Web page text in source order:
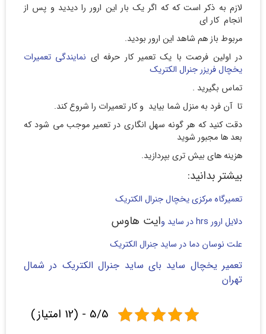
لازم به ذکر است که که اگر یک بار این ارور را دیدید و پس از
انجام کار ای
مربوط باز هم شاهد این ارور بودید.
در اولین فرصت با یک تعمیر کار حرفه ای نمایندگی تعمیرات
یخچال فریزر جنرال الکتریک
تماس بگیرید .
تا آن فرد به منزل شما بیاید و کار تعمیرات را شروع کند.
دقت کنید که هر گونه سهل انگاری در تعمیر موجب می شود که
بعد ها مجبور شوید
هزینه های بیش تری بپردازید.
بیشتر بدانید:
تعمیرگاه مرکزی یخچال جنرال الکتریک
دلایل ارور hrs در ساید و
ایت هاوس
علت نوسان دما در ساید جنرال الکتریک
تعمیر یخچال ساید بای ساید جنرال الکتریک در شمال
تهران
5/5 - (12 امتیاز)